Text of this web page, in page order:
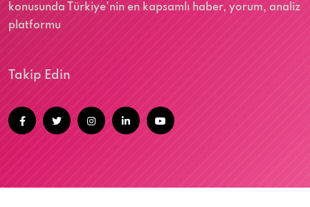
konusunda Türkiye'nin en kapsamlı haber, yorum, analiz
platformu
Takip Edin